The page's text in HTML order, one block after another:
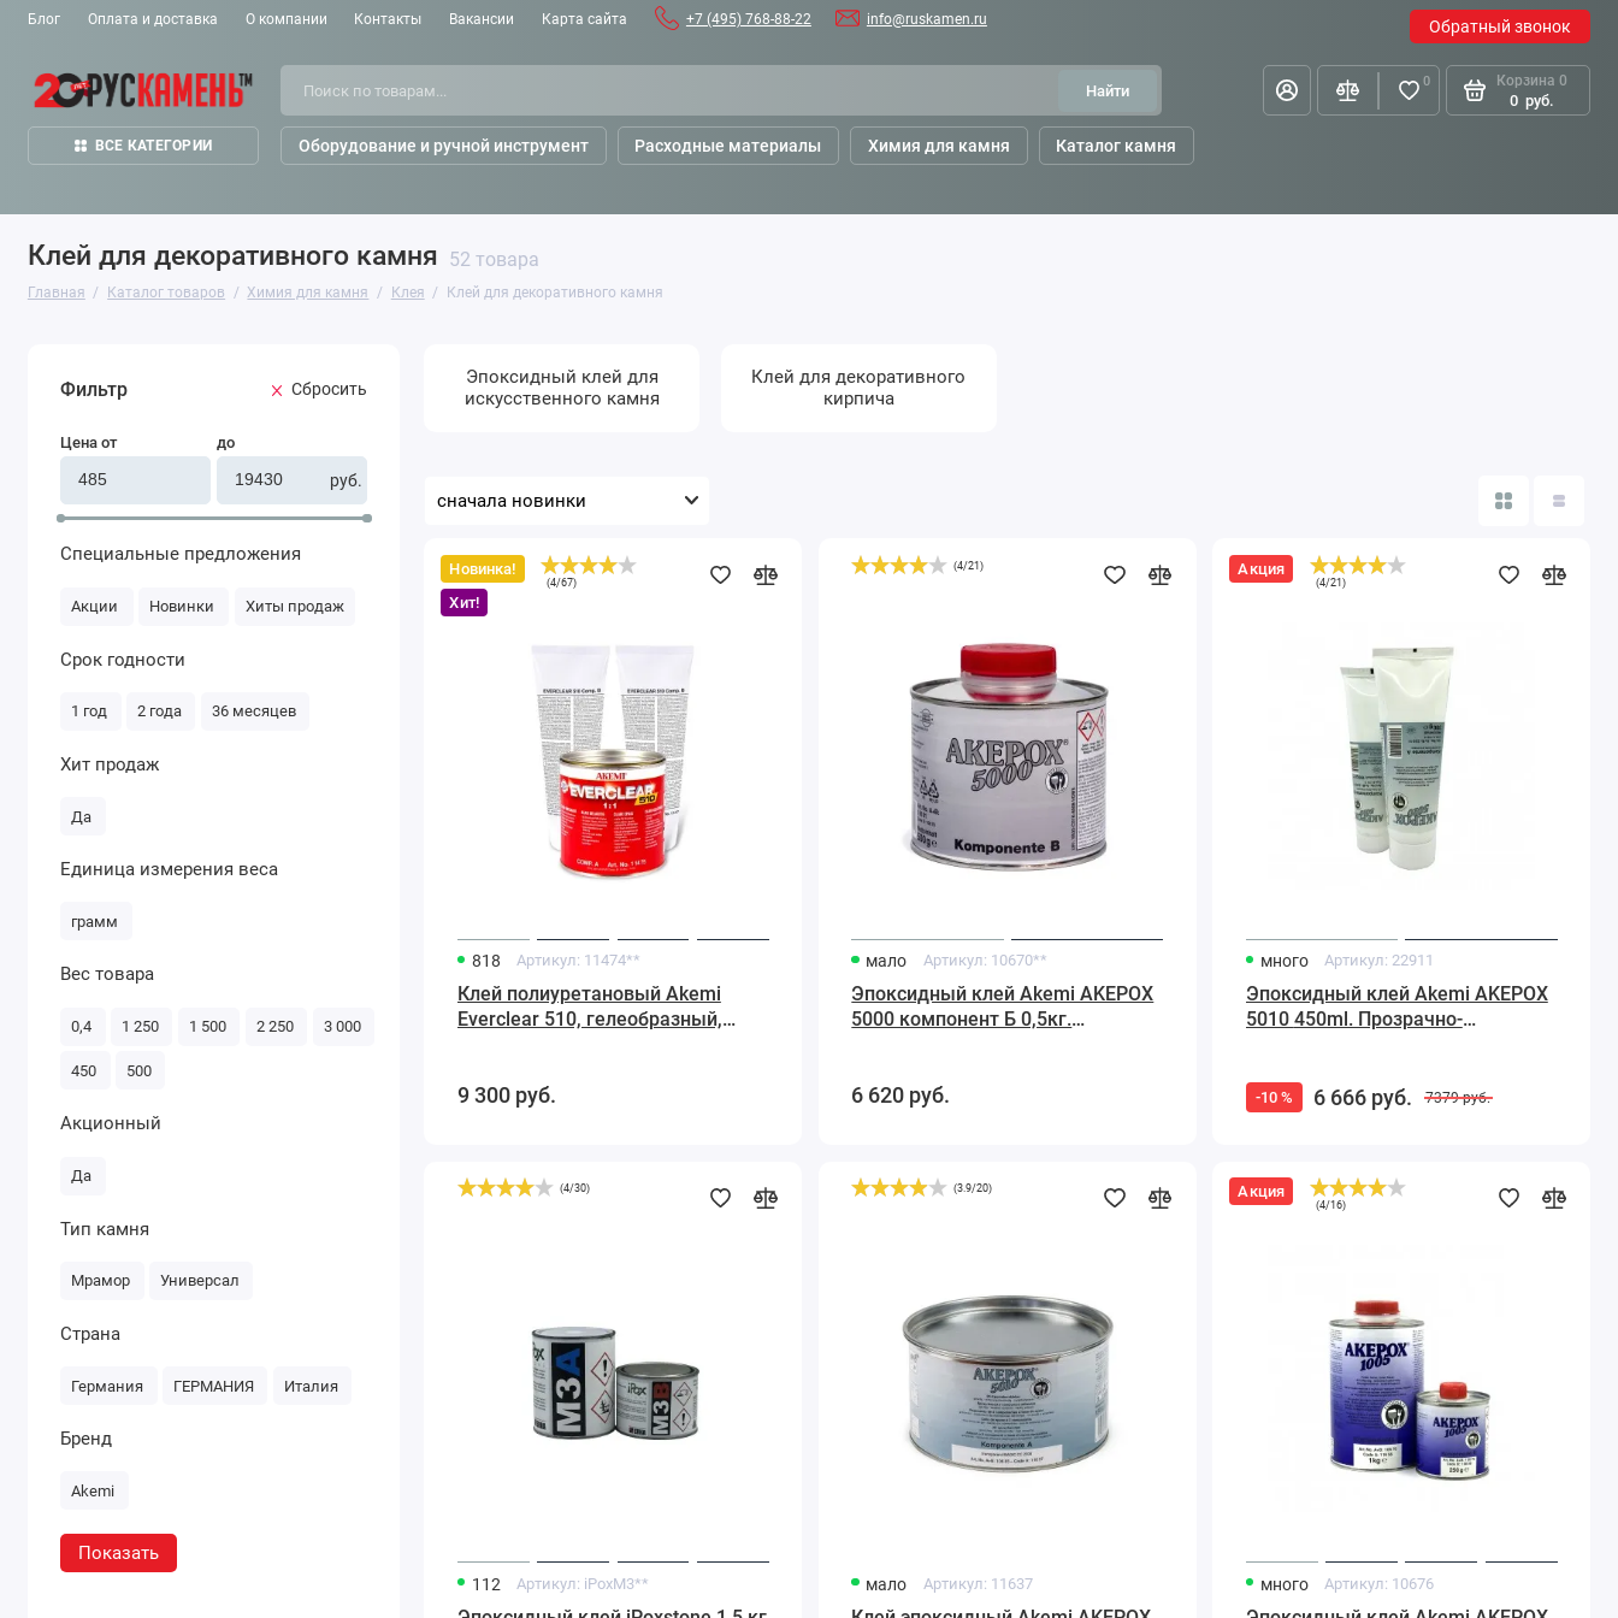
Блог Оплата и доставка О компании Контакты Вакансии Карта сайта +7 (495) 768-88-22 info@ruskamen.ru Обратный звонок
Найти 0 Корзина 0
0 руб.
ВСЕ КАТЕГОРИИ Оборудование и ручной инструмент Расходные материалы Химия для камня Каталог камня
Клей для декоративного камня 52 товара
Главная Каталог товаров Химия для камня Клея Клей для декоративного камня
Фильтр Cбросить
Сортировать
по:
Цена от до
руб.
Специальные предложения
Акции Новинки Хиты продаж
Срок годности
1 год 2 года 36 месяцев
Хит продаж
Да
Единица измерения веса
грамм
Вес товара
0,4 1 250 1 500 2 250 3 000
450 500
Акционный
Да
Тип камня
Мрамор Универсал
Страна
Германия ГЕРМАНИЯ Италия
Бренд
Akemi
Показать
Эпоксидный клей для
искусственного камня
Клей для декоративного
кирпича
Клей
полиуретановый
Akemi
Everclear
Новинка!
Хит!
(4/67)
818 Артикул: 11474**
Клей полиуретановый Akemi
Everclear 510, гелеобразный,
9 300 руб.
Эпоксидный
бесцветный
(4/21)
мало Артикул: 10670**
Эпоксидный клей Akemi AKEPOX
5000 компонент Б 0,5кг.
6 620 руб.
Эпоксидный
Акция
(4/21)
много Артикул: 22911
Эпоксидный клей Akemi AKEPOX
5010 450ml. Прозрачно-
-10 % 6 666 руб. 7379руб.
Эпоксидный
(4/30)
112 Артикул: iPoxM3**
Клей
(3.9/20)
мало Артикул: 11637
Эпоксидный
Акция
(4/16)
много Артикул: 10676